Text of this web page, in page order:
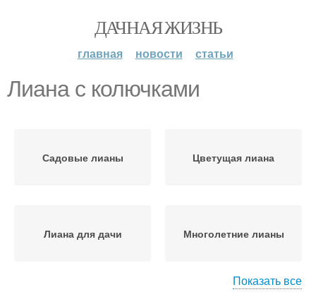
ДАЧНАЯ ЖИЗНЬ
главная новости статьи
Лиана с колючками
Садовые лианы Цветущая лиана
Лиана для дачи Многолетние лианы
Показать все